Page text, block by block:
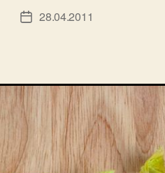
Дата28.04.2011